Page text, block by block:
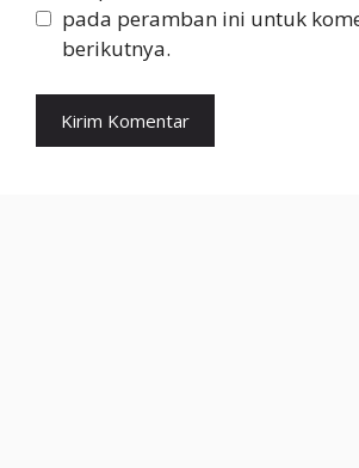
pada peramban ini untuk
berikutnya.